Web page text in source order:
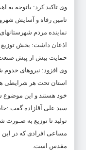
وی تاکید کرد: باتوجه
تامین رفاه و آسایش
نماینده مردم
اذعان داشت: بخش توزیع
حمایت بیش از پیش
وی افزود: نیروهای
استان تحت هر شرایطی
خود هستند و این موضوع
سید علی آقازاده گفت
تولید تا توزیع به صـورت
مساعی افرادی که در این
مقدس است.